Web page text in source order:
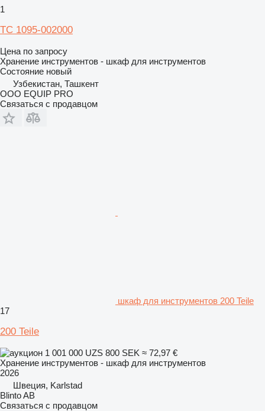
1
ТС 1095-002000
Цена по запросу
Хранение инструментов - шкаф для инструментов
Состояние новый
Узбекистан, Ташкент
OOO EQUIP PRO
Связаться с продавцом
шкаф для инструментов 200 Teile
17
200 Teile
1 001 000 UZS 800 SEK ≈ 72,97 €
Хранение инструментов - шкаф для инструментов
2026
Швеция, Karlstad
Blinto AB
Связаться с продавцом